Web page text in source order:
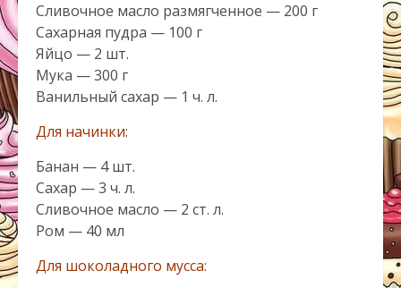
Сливочное масло размягченное — 200 г
Сахарная пудра — 100 г
Яйцо — 2 шт.
Мука — 300 г
Ванильный сахар — 1 ч. л.
Для начинки:
Банан — 4 шт.
Сахар — 3 ч. л.
Сливочное масло — 2 ст. л.
Ром — 40 мл
Для шоколадного мусса: